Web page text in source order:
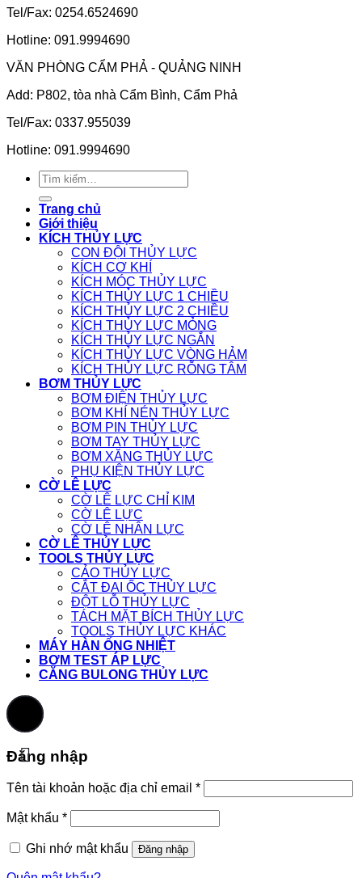
Tel/Fax: 0254.6524690
Hotline: 091.9994690
VĂN PHÒNG CẨM PHẢ - QUẢNG NINH
Add: P802, tòa nhà Cẩm Bình, Cẩm Phả
Tel/Fax: 0337.955039
Hotline: 091.9994690
Tìm
kiếm:
Trang chủ
Giới thiệu
KÍCH THỦY LỰC
CON ĐỘI THỦY LỰC
KÍCH CƠ KHÍ
KÍCH MÓC THỦY LỰC
KÍCH THỦY LỰC 1 CHIỀU
KÍCH THỦY LỰC 2 CHIỀU
KÍCH THỦY LỰC MỎNG
KÍCH THỦY LỰC NGẮN
KÍCH THỦY LỰC VÒNG HẢM
KÍCH THỦY LỰC RỖNG TÂM
BƠM THỦY LỰC
BƠM ĐIỆN THỦY LỰC
BƠM KHÍ NÉN THỦY LỰC
BƠM PIN THỦY LỰC
BƠM TAY THỦY LỰC
BƠM XĂNG THỦY LỰC
PHỤ KIỆN THỦY LỰC
CỜ LÊ LỰC
CỜ LÊ LỰC CHỈ KIM
CỜ LÊ LỰC
CỜ LÊ NHÂN LỰC
CỜ LÊ THỦY LỰC
TOOLS THỦY LỰC
CẢO THỦY LỰC
CẮT ĐAI ỐC THỦY LỰC
ĐỘT LỖ THỦY LỰC
TÁCH MẶT BÍCH THỦY LỰC
TOOLS THỦY LỰC KHÁC
MÁY HÀN ỐNG NHIỆT
BƠM TEST ÁP LỰC
CĂNG BULONG THỦY LỰC
Đăng nhập
Tên tài khoản hoặc địa chỉ email *
Mật khẩu *
Ghi nhớ mật khẩu Đăng nhập